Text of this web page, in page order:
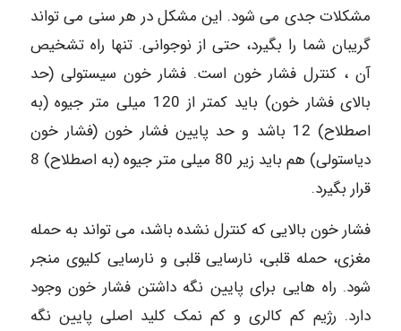
مشکلات جدی می شود. این مشکل در هر سنی می تواند
گریبان شما را بگیرد، حتی از نوجوانی. تنها راه تشخیص
آن ، کنترل فشار خون است. فشار خون سیستولی (حد
بالای فشار خون) باید کمتر از 120 میلی متر جیوه (به
اصطلاح) 12 باشد و حد پایین فشار خون (فشار خون
دیاستولی) هم باید زیر 80 میلی متر جیوه (به اصطلاح) 8
قرار بگیرد.
فشار خون بالایی که کنترل نشده باشد، می تواند به حمله
مغزی، حمله قلبی، نارسایی قلبی و نارسایی کلیوی منجر
شود. راه هایی برای پایین نگه داشتن فشار خون وجود
دارد. رژیم کم کالری و کم نمک کلید اصلی پایین نگه